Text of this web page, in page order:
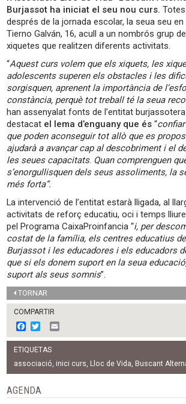
Burjassot ha iniciat el seu nou curs.
després de la jornada escolar, la seua seu
Tierno Galván, 16, acull a un nombrós grup
xiquetes que realitzen diferents activitats.
“Aquest curs volem que els xiquets, les
adolescents superen els obstacles i les
sorgisquen, aprenent la importància de
constància, perquè tot treball té la seua
han assenyalat fonts de l’entitat
destacat el lema d’enguany que és “
que poden aconseguir tot allò que es
ajudarà a avançar cap al descobriment i el
les seues capacitats. Quan comprenguen
s’enorgullisquen dels seus assoliments, la
més forta”.
La intervenció de l’entitat estarà lligada, al
activitats de reforç educatiu, oci i temps
pel Programa CaixaProinfancia “i, per
costat de la família, els centres educatius
Burjassot i les educadores i els educadors
que si els donem suport en la seua
suport als seus somnis”.
TORNAR
COMPARTIR
F
a
c
e
b
o
o
k
w
i
t
t
e
m
l
ETIQUETAS
associació, inici curs, Lloc de Vida, Buscant
AGENDA